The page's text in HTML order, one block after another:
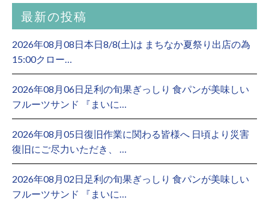
最新の投稿
2026年08月08日本日8/8(土)は まちなか夏祭り出店の為
15:00クロー…
2026年08月06日足利の旬果ぎっしり 食パンが美味しい
フルーツサンド 『まいに…
2026年08月05日復旧作業に関わる皆様へ 日頃より災害
復旧にご尽力いただき、 …
2026年08月02日足利の旬果ぎっしり 食パンが美味しい
フルーツサンド 『まいに…